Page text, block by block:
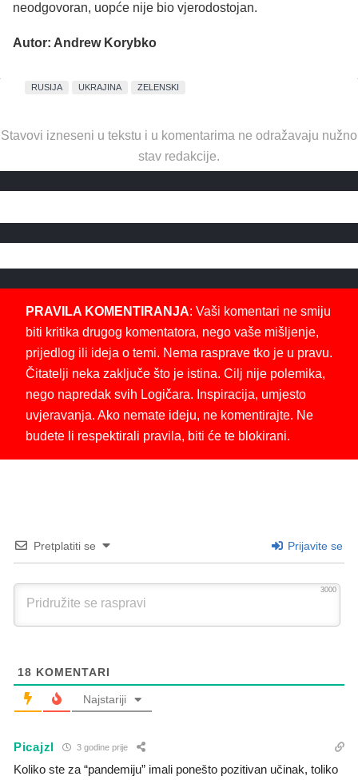
neodgovoran, uopće nije bio vjerodostojan.
Autor: Andrew Korybko
RUSIJA UKRAJINA ZELENSKI
Stavovi izneseni u tekstu i u komentarima ne odražavaju nužno
stav redakcije.
PRAVILA KOMENTIRANJA: Vaši komentari ne smiju
biti kritika drugog komentatora, nego vaše mišljenje,
prijedlog ili ideja o temi. Nema rasprave tko je u pravu.
Čitatelji neka zaključe što je istina. Cilj nije polemika,
nego napredak svih Logičara. Inspiracija, umjesto
uvjeravanja. Ako nemate ideju, ne komentirajte. Ne
budete li respektirali pravila, biti će te blokirani.
Pretplatiti se Prijavite se
3000
18 KOMENTARI
Najstariji
Picajzl 3 godine prije
Koliko ste za “pandemiju” imali ponešto pozitivan učinak, toliko